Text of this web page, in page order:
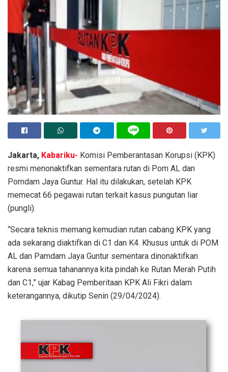
Jakarta, Kabariku- Komisi Pemberantasan Korupsi (KPK)
resmi menonaktifkan sementara rutan di Pom AL dan
Pomdam Jaya Guntur. Hal itu dilakukan, setelah KPK
memecat 66 pegawai rutan terkait kasus pungutan liar
(pungli).
“Secara teknis memang kemudian rutan cabang KPK yang
ada sekarang diaktifkan di C1 dan K4. Khusus untuk di POM
AL dan Pamdam Jaya Guntur sementara dinonaktifkan
karena semua tahanannya kita pindah ke Rutan Merah Putih
dan C1,” ujar Kabag Pemberitaan KPK Ali Fikri dalam
keterangannya, dikutip Senin (29/04/2024).